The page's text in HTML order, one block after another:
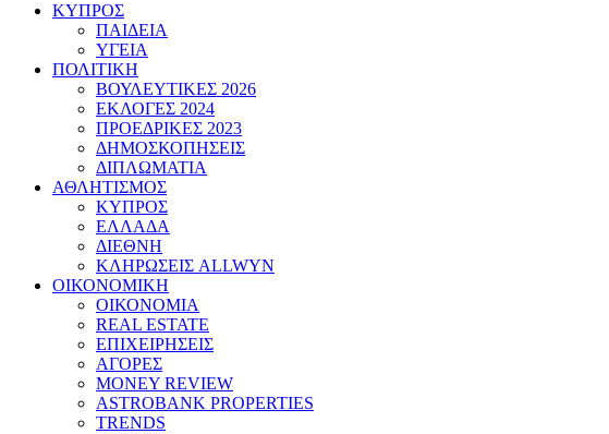
ΚΥΠΡΟΣ
ΠΑΙΔΕΙΑ
ΥΓΕΙΑ
ΠΟΛΙΤΙΚΗ
ΒΟΥΛΕΥΤΙΚΕΣ 2026
ΕΚΛΟΓΕΣ 2024
ΠΡΟΕΔΡΙΚΕΣ 2023
ΔΗΜΟΣΚΟΠΗΣΕΙΣ
ΔΙΠΛΩΜΑΤΙΑ
ΑΘΛΗΤΙΣΜΟΣ
ΚΥΠΡΟΣ
ΕΛΛΑΔΑ
ΔΙΕΘΝΗ
ΚΛΗΡΩΣΕΙΣ ALLWYN
ΟΙΚΟΝΟΜΙΚΗ
ΟΙΚΟΝΟΜΙΑ
REAL ESTATE
ΕΠΙΧΕΙΡΗΣΕΙΣ
ΑΓΟΡΕΣ
MONEY REVIEW
ASTROBANK PROPERTIES
TRENDS